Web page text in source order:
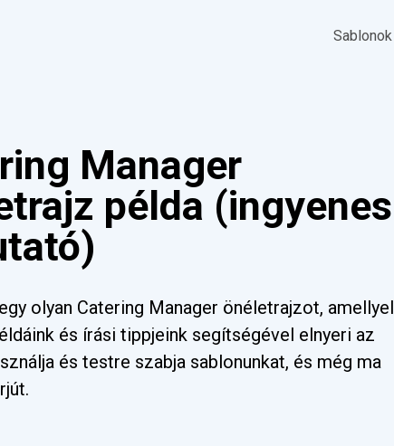
Sablonok
Manager
példa (ingyenes
olyan Catering Manager önéletrajzot, amellyel
és írási tippjeink segítségével elnyeri az
és testre szabja sablonunkat, és még ma